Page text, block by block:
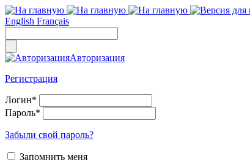
English Français
Авторизация
Регистрация
Логин*
Пароль*
Забыли свой пароль?
Запомнить меня